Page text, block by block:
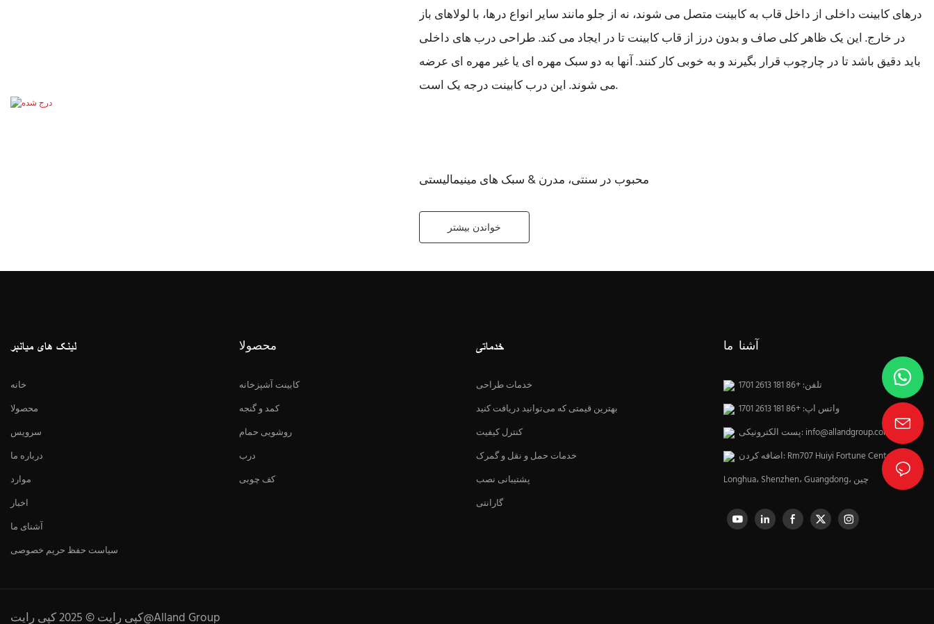
درهای کابینت داخلی از داخل قاب به کابینت متصل می شوند، نه از جلو مانند سایر انواع درها، با لولاهای باز
در خارج. این یک ظاهر کلی صاف و بدون درز از قاب کابینت تا در ایجاد می کند. طراحی درب های داخلی
باید دقیق باشد تا در چارچوب قرار بگیرند و به خوبی کار کنند. آنها به دو سبک مهره ای یا غیر مهره ای عرضه
می شوند. این درب کابینت درجه یک است.
محبوب در سنتی، مدرن & سبک های مینیمالیستی
خواندن بیشتر
لینک های میانبر
خانه
محصولا
سرویس
درباره ما
موارد
اخبار
آشنای ما
سیاست حفظ حریم خصوصی
محصولا
کابینت آشپزخانه
کمد و گنجه
روشویی حمام
درب
کف چوبی
خدماتی
خدمات طراحی
بهترین قیمتی که می‌توانید دریافت کنید
کنترل کیفیت
خدمات حمل و نقل و گمرک
پشتیبانی نصب
گارانتی
آشنا ما
تلفن: +86 181 2613 1701
واتس اپ: +86 181 2613 1701
پست الکترونیکی: info@allandgroup.com
اضافه کردن: Rm707 Huiyi Fortune Center،
Longhua، Shenzhen، Guangdong، چین
کپی رایت © 2025 کپی رایت@Alland Group